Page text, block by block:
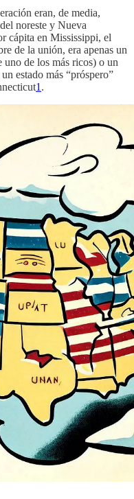
eran, de media,
noreste y Nueva
cápita en Mississippi, el
de la unión, era apenas un
uno de los más ricos) o un
estado más “próspero”
1 .